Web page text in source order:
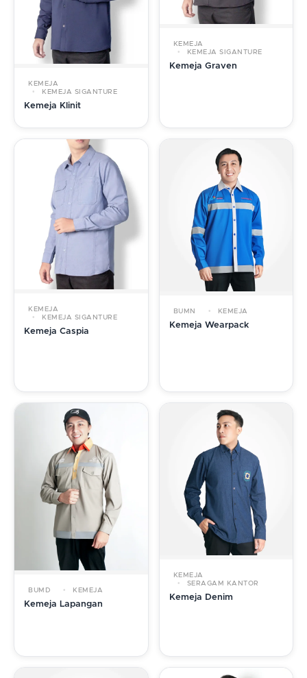
KEMEJA
KEMEJA SIGANTURE
Kemeja Klinit
KEMEJA
KEMEJA SIGANTURE
Kemeja Graven
KEMEJA
KEMEJA SIGANTURE
Kemeja Caspia
BUMN KEMEJA
Kemeja Wearpack
BUMD KEMEJA
Kemeja Lapangan
KEMEJA
SERAGAM KANTOR
Kemeja Denim